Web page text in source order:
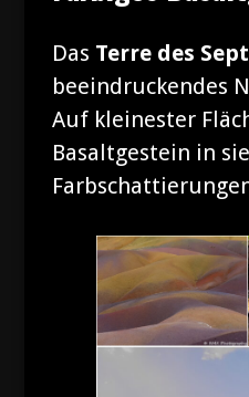
Das Terre des
beeindruckendes
Auf kleinester
Basaltgestein in